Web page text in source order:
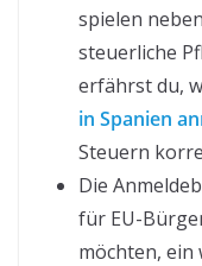
spielen
steuerliche
erfährst du,
in Spanien
Steuern
Die
für EU-
möchten, ein